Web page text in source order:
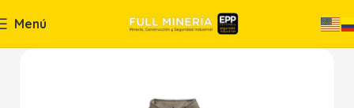
Menú